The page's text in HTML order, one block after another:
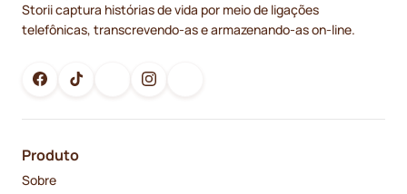
Storii captura histórias de vida por meio de ligações
telefônicas, transcrevendo-as e armazenando-as on-line.
Produto
Sobre